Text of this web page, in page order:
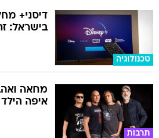
טכנולוגיה
דיסני+
בישראל:
תרבות
מחאה
איפה